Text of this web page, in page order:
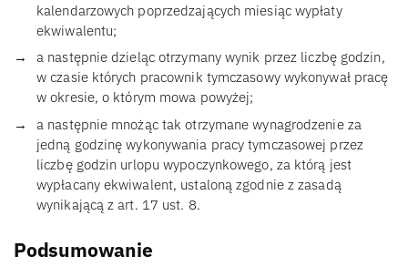
kalendarzowych poprzedzających miesiąc wypłaty
ekwiwalentu;
a następnie dzieląc otrzymany wynik przez liczbę godzin,
w czasie których pracownik tymczasowy wykonywał pracę
w okresie, o którym mowa powyżej;
a następnie mnożąc tak otrzymane wynagrodzenie za
jedną godzinę wykonywania pracy tymczasowej przez
liczbę godzin urlopu wypoczynkowego, za którą jest
wypłacany ekwiwalent, ustaloną zgodnie z zasadą
wynikającą z art. 17 ust. 8.
Podsumowanie